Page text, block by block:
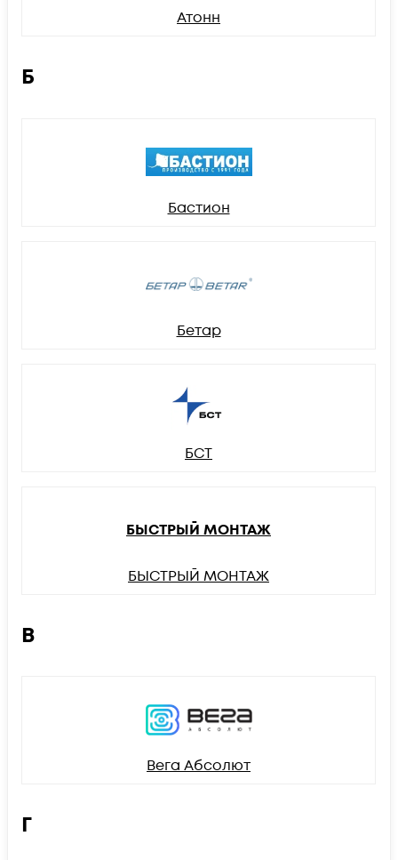
Атонн
Б
Бастион
Бетар
БСТ
БЫСТРЫЙ МОНТАЖ
БЫСТРЫЙ МОНТАЖ
В
Вега Абсолют
Г